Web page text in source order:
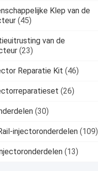
Klep van de
(45)
van de
(23)
Reparatie Kit (46)
(26)
(30)
injectoronderdelen (109)
(13)